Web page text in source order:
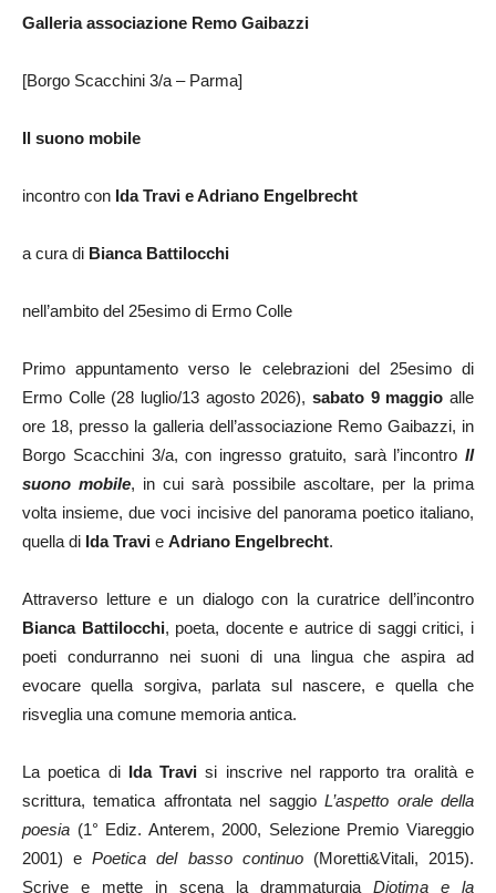
Galleria associazione Remo Gaibazzi
[Borgo Scacchini 3/a – Parma]
Il suono mobile
incontro con Ida Travi e Adriano Engelbrecht
a cura di Bianca Battilocchi
nell’ambito del 25esimo di Ermo Colle
Primo appuntamento verso le celebrazioni del 25esimo di
Ermo Colle (28 luglio/13 agosto 2026), sabato 9 maggio alle
ore 18, presso la galleria dell’associazione Remo Gaibazzi, in
Borgo Scacchini 3/a, con ingresso gratuito, sarà l’incontro Il
suono mobile, in cui sarà possibile ascoltare, per la prima
volta insieme, due voci incisive del panorama poetico italiano,
quella di Ida Travi e Adriano Engelbrecht.
Attraverso letture e un dialogo con la curatrice dell’incontro
Bianca Battilocchi, poeta, docente e autrice di saggi critici, i
poeti condurranno nei suoni di una lingua che aspira ad
evocare quella sorgiva, parlata sul nascere, e quella che
risveglia una comune memoria antica.
La poetica di Ida Travi si inscrive nel rapporto tra oralità e
scrittura, tematica affrontata nel saggioL’aspetto orale della
poesia (1° Ediz. Anterem, 2000, Selezione Premio Viareggio
2001) ePoetica del basso continuo(Moretti&Vitali, 2015).
Scrive e mette in scena la drammaturgia Diotima e la